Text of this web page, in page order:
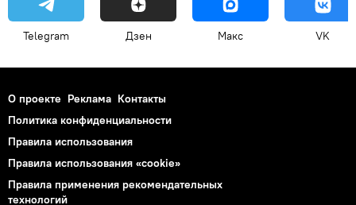
Telegram Дзен Макс VK
О проекте Реклама Контакты
Политика конфиденциальности
Правила использования
Правила использования «cookie»
Правила применения рекомендательных
технологий